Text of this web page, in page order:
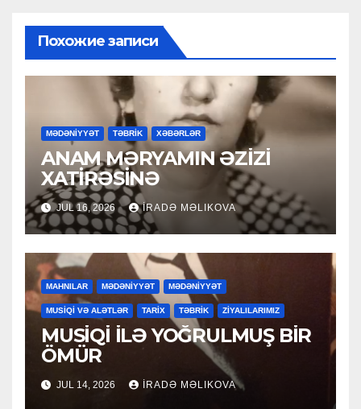
Похожие записи
MƏDƏNİYYƏT TƏBRİK XƏBƏRLƏR
ANAM MƏRYAMIN ƏZİZİ
XATİRƏSİNƏ
JUL 16, 2026 İRADƏ MƏLIKOVA
MAHNILAR MƏDƏNİYYƏT MƏDƏNİYYƏT
MUSİQİ VƏ ALƏTLƏR TARİX TƏBRİK ZİYALILARIMIZ
MUSİQİ İLƏ YOĞRULMUŞ BİR
ÖMÜR
JUL 14, 2026 İRADƏ MƏLIKOVA